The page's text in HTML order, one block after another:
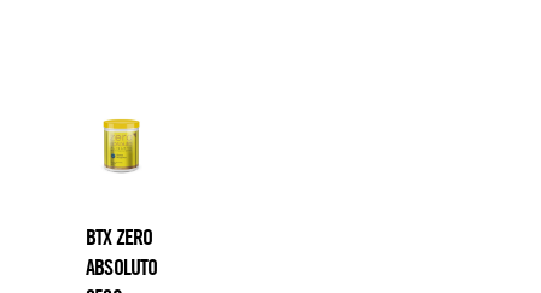
BTX ZERO
ABSOLUTO